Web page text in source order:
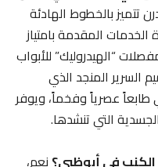
بالخطوط الهادئة
المقدمة بامتياز
“الهيدروليك” للأبواب
السرير المنجد الذي
عصرياً وفخماً، ويوفر
التي تنشدها.
في أبوظبي؟نعم،